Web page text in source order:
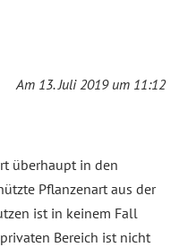
Am 13. Juli 2019 um 11:12
überhaupt in den
Pflanzenart aus der
ist in keinem Fall
Bereich ist nicht